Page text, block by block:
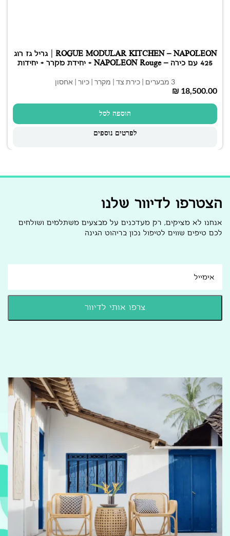
ROGUE MODULAR KITCHEN – NAPOLEON | גריל גז רוג
425 עם כירה – NAPOLEON Rouge + יחידת מקרר + יחידות
3 מבערים | כירת צד | מקרר | כיור | אחסון
₪
הוספה לסל
לפרטים נוספים
הצטרפו לדיוור שלנו
אנחנו לא מציקים, רק מעדכנים על מבצעים משתלמים ושולחים
לכם טיפים שווים לטיפול נכון בריהוט הגינה